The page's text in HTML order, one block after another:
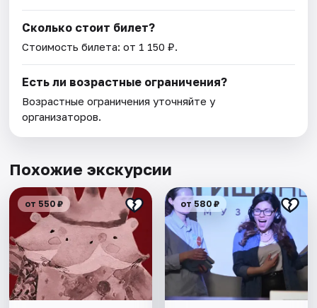
Сколько стоит билет?
Стоимость билета: от 1 150 ₽.
Есть ли возрастные ограничения?
Возрастные ограничения уточняйте у
организаторов.
Похожие экскурсии
от 550 ₽ от 580 ₽